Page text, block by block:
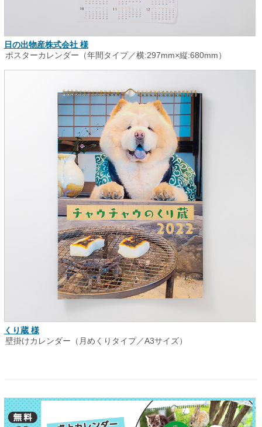
日の出物産株式会社 様
ポスターカレンダー（年間タイプ／横:297mm×縦:680mm）
くり蔵 様
壁掛けカレンダー（月めくりタイプ／A3サイズ）